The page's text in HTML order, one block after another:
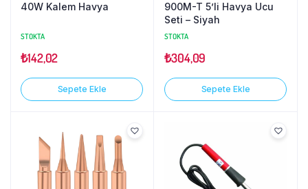
40W Kalem Havya
STOKTA
₺142,02
Sepete Ekle
900M-T 5’li Havya Ucu
Seti – Siyah
STOKTA
₺304,09
Sepete Ekle